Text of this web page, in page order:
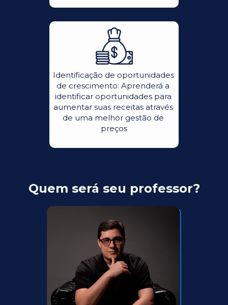
Identificação de oportunidades
de crescimento: Aprenderá a
identificar oportunidades para
aumentar suas receitas através
de uma melhor gestão de
preços
Quem será seu professor?